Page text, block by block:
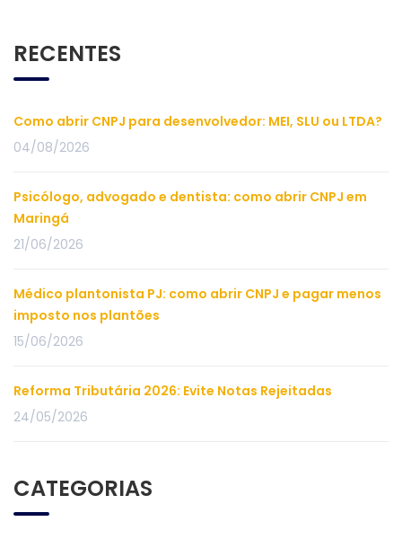
RECENTES
Como abrir CNPJ para desenvolvedor: MEI, SLU ou LTDA?
04/08/2026
Psicólogo, advogado e dentista: como abrir CNPJ em
Maringá
21/06/2026
Médico plantonista PJ: como abrir CNPJ e pagar menos
imposto nos plantões
15/06/2026
Reforma Tributária 2026: Evite Notas Rejeitadas
24/05/2026
CATEGORIAS